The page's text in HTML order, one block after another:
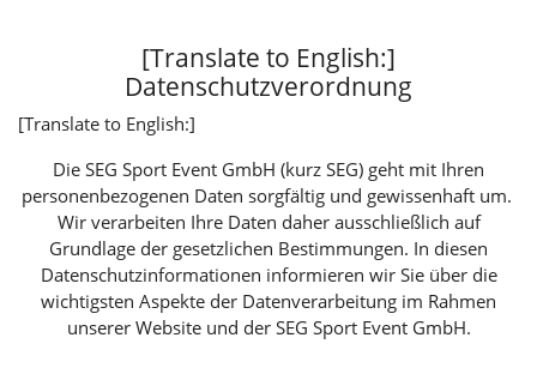
[Translate to English:]
Datenschutzverordnung
[Translate to English:]
Die SEG Sport Event GmbH (kurz SEG) geht mit Ihren
personenbezogenen Daten sorgfältig und gewissenhaft um.
Wir verarbeiten Ihre Daten daher ausschließlich auf
Grundlage der gesetzlichen Bestimmungen. In diesen
Datenschutzinformationen informieren wir Sie über die
wichtigsten Aspekte der Datenverarbeitung im Rahmen
unserer Website und der SEG Sport Event GmbH.